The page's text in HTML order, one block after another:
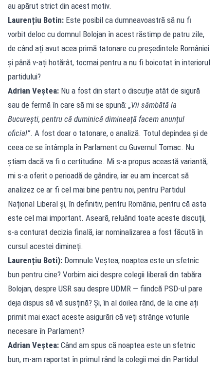
au apărut strict din acest motiv.
Laurențiu Botin: Este posibil ca dumneavoastră să nu fi
vorbit deloc cu domnul Bolojan în acest răstimp de patru zile,
de când ați avut acea primă tatonare cu președintele României
și până v-ați hotărât, tocmai pentru a nu fi boicotat în interiorul
partidului?
Adrian Veștea: Nu a fost din start o discuție atât de sigură
sau de fermă în care să mi se spună: „Vii sâmbătă la
București, pentru că duminică dimineață facem anunțul
oficial”. A fost doar o tatonare, o analiză. Totul depindea și de
ceea ce se întâmpla în Parlament cu Guvernul Tomac. Nu
știam dacă va fi o certitudine. Mi s-a propus această variantă,
mi s-a oferit o perioadă de gândire, iar eu am încercat să
analizez ce ar fi cel mai bine pentru noi, pentru Partidul
Național Liberal și, în definitiv, pentru România, pentru că asta
este cel mai important. Aseară, reluând toate aceste discuții,
s-a conturat decizia finală, iar nominalizarea a fost făcută în
cursul acestei dimineți.
Laurențiu Boti): Domnule Veștea, noaptea este un sfetnic
bun pentru cine? Vorbim aici despre colegii liberali din tabăra
Bolojan, despre USR sau despre UDMR — fiindcă PSD-ul pare
deja dispus să vă susțină? Și, în al doilea rând, de la cine ați
primit mai exact aceste asigurări că veți strânge voturile
necesare în Parlament?
Adrian Veștea: Când am spus că noaptea este un sfetnic
bun, m-am raportat în primul rând la colegii mei din Partidul